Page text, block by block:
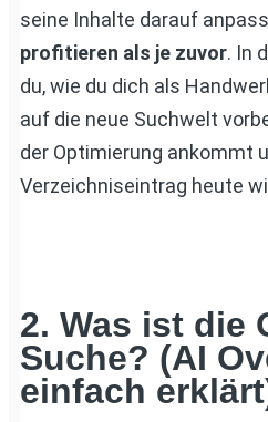
seine Inhalte darauf
profitieren als je zuvor. In
du, wie du dich als
auf die neue Suchwelt
der Optimierung ankommt
Verzeichniseintrag heute
2. Was ist die
Suche? (AI
einfach